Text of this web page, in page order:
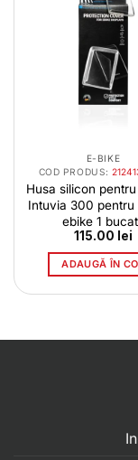
E-BIKE
COD PRODUS:
Husa silicon
Intuvia 300 pentru
ebike 1
115.00 lei
ADAUGĂ ÎN